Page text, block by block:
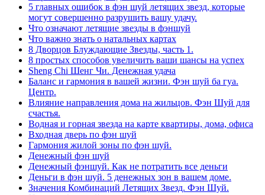
5 главных ошибок в фэн шуй летящих звезд, которые
могут совершенно разрушить вашу удачу.
Что означают летящие звезды в фэншуй
Что важно знать о натальных картах
8 Дворцов Блуждающие Звезды, часть 1.
8 простых способов увеличить ваши шансы на успех
Sheng Chi Шенг Чи. Денежная удача
Баланс и гармония в вашей жизни. Фэн шуй ба гуа.
Центр.
Влияние направления дома на жильцов. Фэн Шуй для
счастья.
Водная и горная звезда на карте квартиры, дома, офиса
Входная дверь по фэн шуй
Гармония жилой зоны по фэн шуй.
Денежный фэн шуй
Денежный фэншуй. Как не потратить все деньги
Деньги в фэн шуй. 5 денежных зон в вашем доме.
Значения Комбинаций Летящих Звезд. Фэн Шуй.